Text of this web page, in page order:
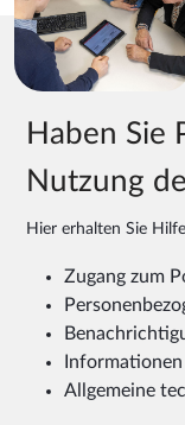
Haben Sie
Nutzung
Hier erhalten Sie
Zugang zum
Allgemeine